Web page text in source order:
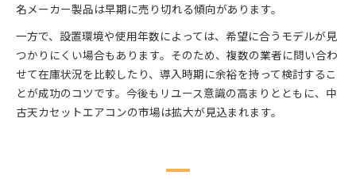
名メーカー製品は早期に売り切れる傾向があります。
一方で、設置環境や使用年数によっては、希望に合うモデルが見
つかりにくい場合もあります。そのため、複数の業者に問い合わ
せて在庫状況を比較したり、導入時期に余裕を持って検討するこ
とが成功のコツです。今後もリユース意識の高まりとともに、中
古天カセットエアコンの市場は拡大が見込まれます。